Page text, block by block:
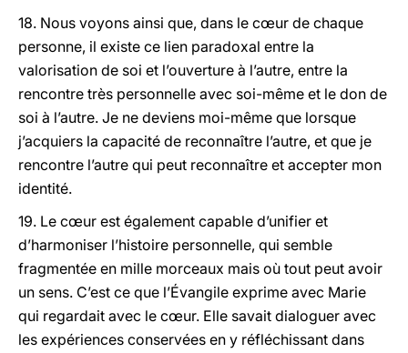
18. Nous voyons ainsi que, dans le cœur de chaque
personne, il existe ce lien paradoxal entre la
valorisation de soi et l’ouverture à l’autre, entre la
rencontre très personnelle avec soi-même et le don de
soi à l’autre. Je ne deviens moi-même que lorsque
j’acquiers la capacité de reconnaître l’autre, et que je
rencontre l’autre qui peut reconnaître et accepter mon
identité.
19. Le cœur est également capable d’unifier et
d’harmoniser l’histoire personnelle, qui semble
fragmentée en mille morceaux mais où tout peut avoir
un sens. C’est ce que l’Évangile exprime avec Marie
qui regardait avec le cœur. Elle savait dialoguer avec
les expériences conservées en y réfléchissant dans